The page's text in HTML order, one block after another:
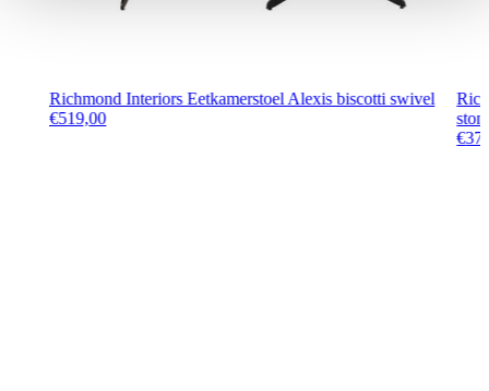
Richmond Interiors Eetkamerstoel Alexis biscotti swivel
€519,00
€